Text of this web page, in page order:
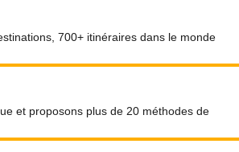
700+ itinéraires dans le monde
et proposons plus de 20 méthodes de